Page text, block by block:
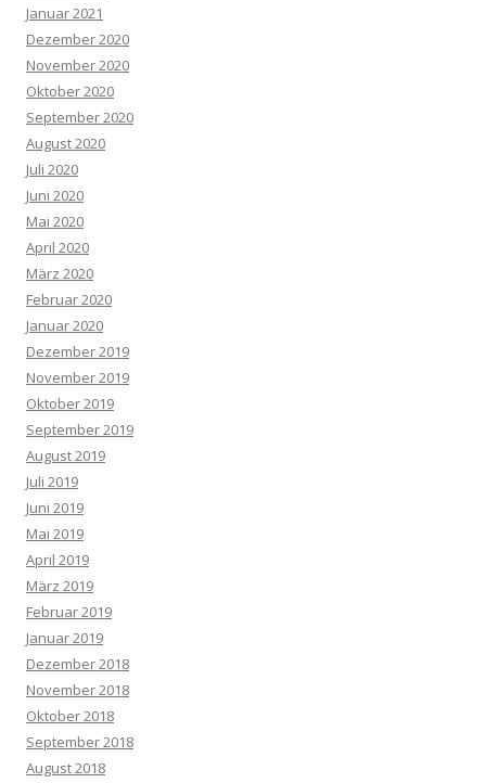
Januar 2021
Dezember 2020
November 2020
Oktober 2020
September 2020
August 2020
Juli 2020
Juni 2020
Mai 2020
April 2020
März 2020
Februar 2020
Januar 2020
Dezember 2019
November 2019
Oktober 2019
September 2019
August 2019
Juli 2019
Juni 2019
Mai 2019
April 2019
März 2019
Februar 2019
Januar 2019
Dezember 2018
November 2018
Oktober 2018
September 2018
August 2018